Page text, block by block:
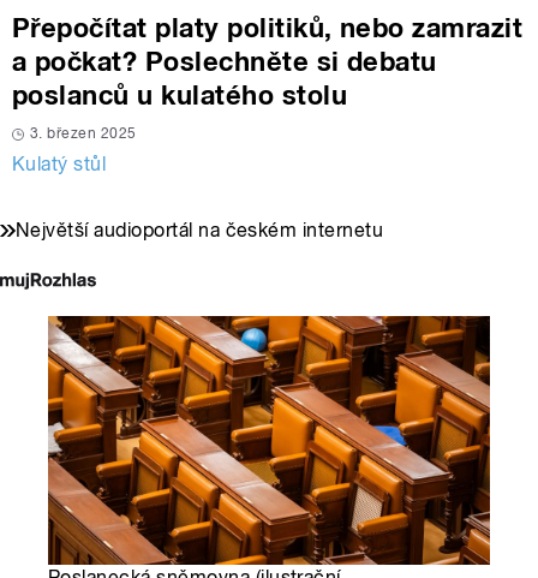
Přepočítat platy politiků, nebo zamrazit
a počkat? Poslechněte si debatu
poslanců u kulatého stolu
3. březen 2025
Kulatý stůl
Největší audioportál na českém internetu